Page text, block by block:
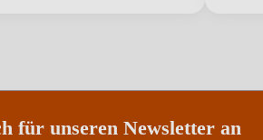
für unseren Newsletter an